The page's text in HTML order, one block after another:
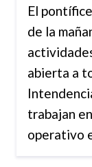
El
de la
abierta a
trabajan
operativo